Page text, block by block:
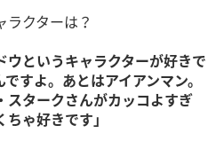
クターは？
ウというキャラクターが好きで
すよ。あとはアイアンマン。
スタークさんがカッコよすぎ
ゃ好きです」